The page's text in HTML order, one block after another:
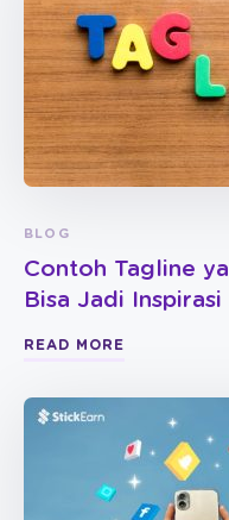
BLOG
Contoh Tagline
Bisa Jadi Inspirasi
READ MORE